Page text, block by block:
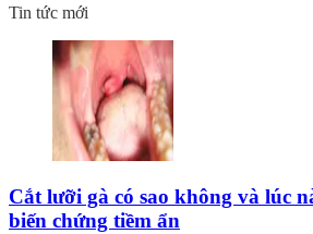
Tin tức mới
Cắt lưỡi gà có sao không và lúc
biến chứng tiềm ẩn